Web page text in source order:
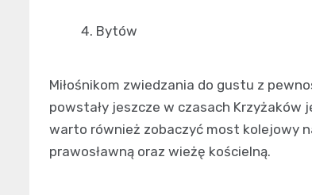
Bytów
Miłośnikom zwiedzania do gustu z
powstały jeszcze w czasach
warto również zobaczyć most kolejowy
prawosławną oraz wieżę kościelną.